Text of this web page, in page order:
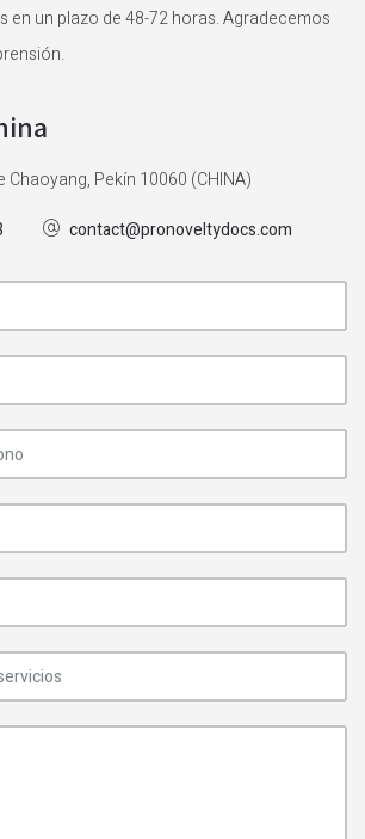
un plazo de 48-72 horas. Agradecemos
Chaoyang, Pekín 10060 (CHINA)
contact@pronoveltydocs.com